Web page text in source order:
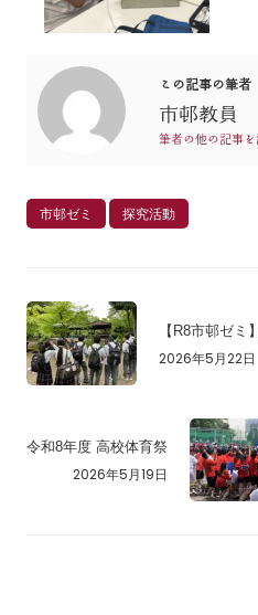
この記事の筆者
市邨教員
筆者の他の記事を
市邨ゼミ 探究活動
【R8市邨ゼ
2026年5月22日
令和8年度 高校体育祭
2026年5月19日